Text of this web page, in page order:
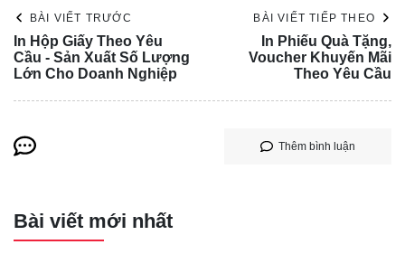
BÀI VIẾT TRƯỚC
In Hộp Giấy Theo Yêu
Cầu - Sản Xuất Số Lượng
Lớn Cho Doanh Nghiệp
BÀI VIẾT TIẾP THEO
In Phiếu Quà Tặng,
Voucher Khuyến Mãi
Theo Yêu Cầu
Thêm bình luận
Bài viết mới nhất